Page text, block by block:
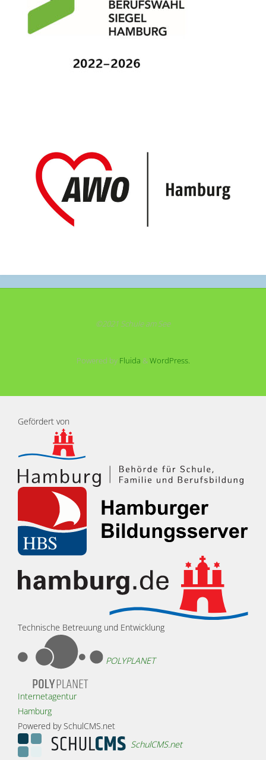
©2021 Schule am See
Powered byFluida &WordPress.
Gefördert von
Technische Betreuung und Entwicklung
POLYPLANET
Internetagentur
Hamburg
Powered by SchulCMS.net
SchulCMS.net